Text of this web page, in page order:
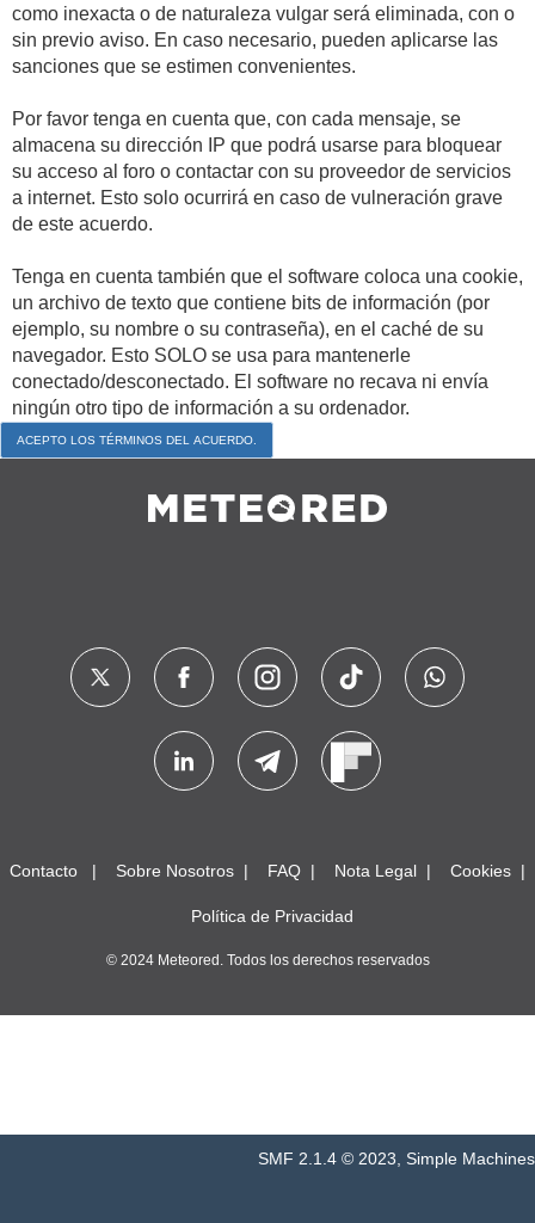
como inexacta o de naturaleza vulgar será eliminada, con o
sin previo aviso. En caso necesario, pueden aplicarse las
sanciones que se estimen convenientes.
Por favor tenga en cuenta que, con cada mensaje, se
almacena su dirección IP que podrá usarse para bloquear
su acceso al foro o contactar con su proveedor de servicios
a internet. Esto solo ocurrirá en caso de vulneración grave
de este acuerdo.
Tenga en cuenta también que el software coloca una cookie,
un archivo de texto que contiene bits de información (por
ejemplo, su nombre o su contraseña), en el caché de su
navegador. Esto SOLO se usa para mantenerle
conectado/desconectado. El software no recava ni envía
ningún otro tipo de información a su ordenador.
Contacto Sobre Nosotros FAQ Nota Legal Cookies
Política de Privacidad
© 2024 Meteored. Todos los derechos reservados
SMF 2.1.4 © 2023 Simple Machines